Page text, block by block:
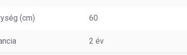
(cm) 60
2 év